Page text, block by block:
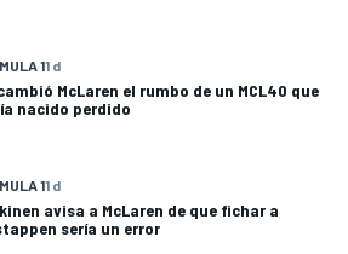
11 d
McLaren el rumbo de un MCL40 que
nacido perdido
11 d
avisa a McLaren de que fichar a
sería un error